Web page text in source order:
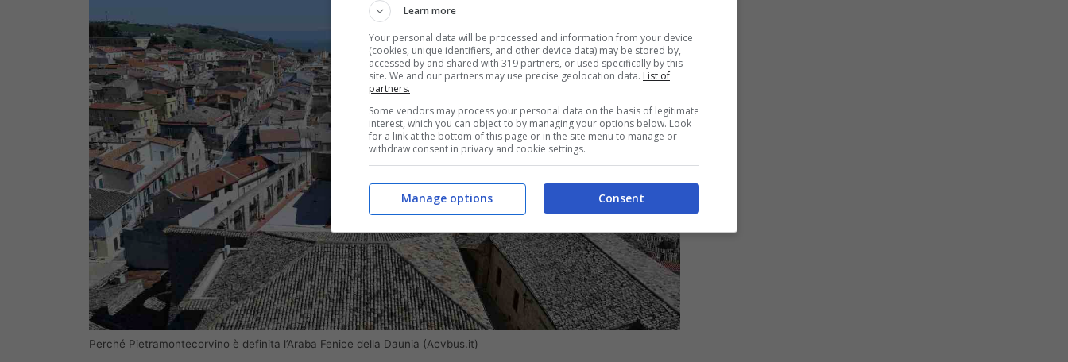
Perché Pietramontecorvino è definita l’Araba Fenice della Daunia (Acvbus.it)
Learn more
Your personal data will be processed and information from your device
(cookies, unique identifiers, and other device data) may be stored by,
accessed by and shared with 319 partners, or used specifically by this
site. We and our partners may use precise geolocation data. List of
partners.
Some vendors may process your personal data on the basis of legitimate
interest, which you can object to by managing your options below. Look
for a link at the bottom of this page or in the site menu to manage or
withdraw consent in privacy and cookie settings.
Consent
Manage options